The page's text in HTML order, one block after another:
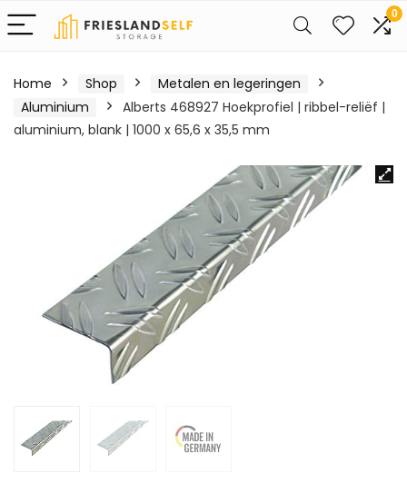
0
Home Shop
Metalen en legeringen
Aluminium
Alberts 468927 Hoekprofiel | ribbel-reliëf |
aluminium, blank | 1000 x 65,6 x 35,5 mm